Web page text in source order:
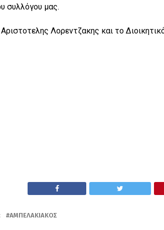
συλλόγου μας.
Λορεντζακης και το
ΑΜΠΕΛΑΚΙΑΚΌΣ